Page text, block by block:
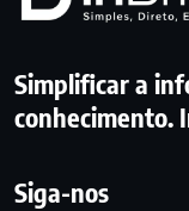
Simplificar a
conhecimento.
Siga-nos